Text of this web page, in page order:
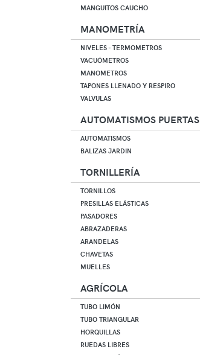
MANGUITOS CAUCHO
MANOMETRÍA
NIVELES - TERMOMETROS
VACUÓMETROS
MANOMETROS
TAPONES LLENADO Y RESPIRO
VALVULAS
AUTOMATISMOS PUERTAS
AUTOMATISMOS
BALIZAS JARDIN
TORNILLERÍA
TORNILLOS
PRESILLAS ELÁSTICAS
PASADORES
ABRAZADERAS
ARANDELAS
CHAVETAS
MUELLES
AGRÍCOLA
TUBO LIMÓN
TUBO TRIANGULAR
HORQUILLAS
RUEDAS LIBRES